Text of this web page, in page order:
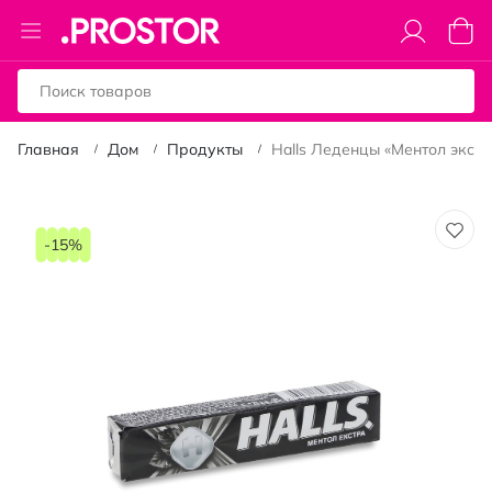
Toggle
Nav
Моя
Главная Дом Продукты Halls Леденцы «Ментол
перейти
-15%